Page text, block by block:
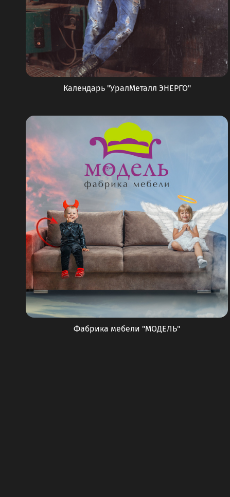
Календарь "УралМеталл ЭНЕРГО"
Фабрика мебели "МОДЕЛЬ"